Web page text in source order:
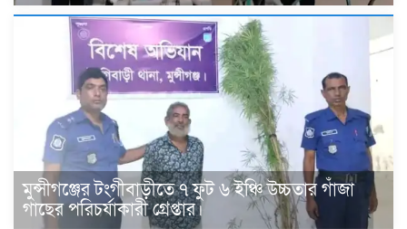
মুন্সীগঞ্জের টংগীবাড়ীতে ৭ ফুট ৬ ইঞ্চি উচ্চতার গাঁজা
গাছের পরিচর্যাকারী গ্রেপ্তার।